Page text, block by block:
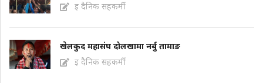
इ दैनिक सहकर्मी
खेलकुद महासंघ दोलखामा नर्बु तामाङ
इ दैनिक सहकर्मी